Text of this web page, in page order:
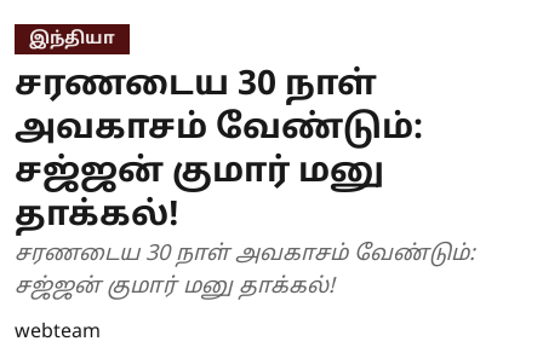
இந்தியா
சரணடைய 30 நாள்
அவகாசம் வேண்டும்:
சஜ்ஜன் குமார் மனு
தாக்கல்!
சரணடைய 30 நாள் அவகாசம் வேண்டும்:
சஜ்ஜன் குமார் மனு தாக்கல்!
webteam